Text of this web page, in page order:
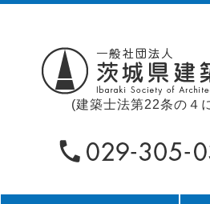
(建築士法第22条の４